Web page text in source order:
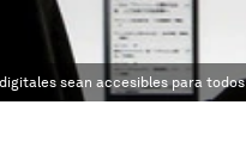
sean accesibles para todos